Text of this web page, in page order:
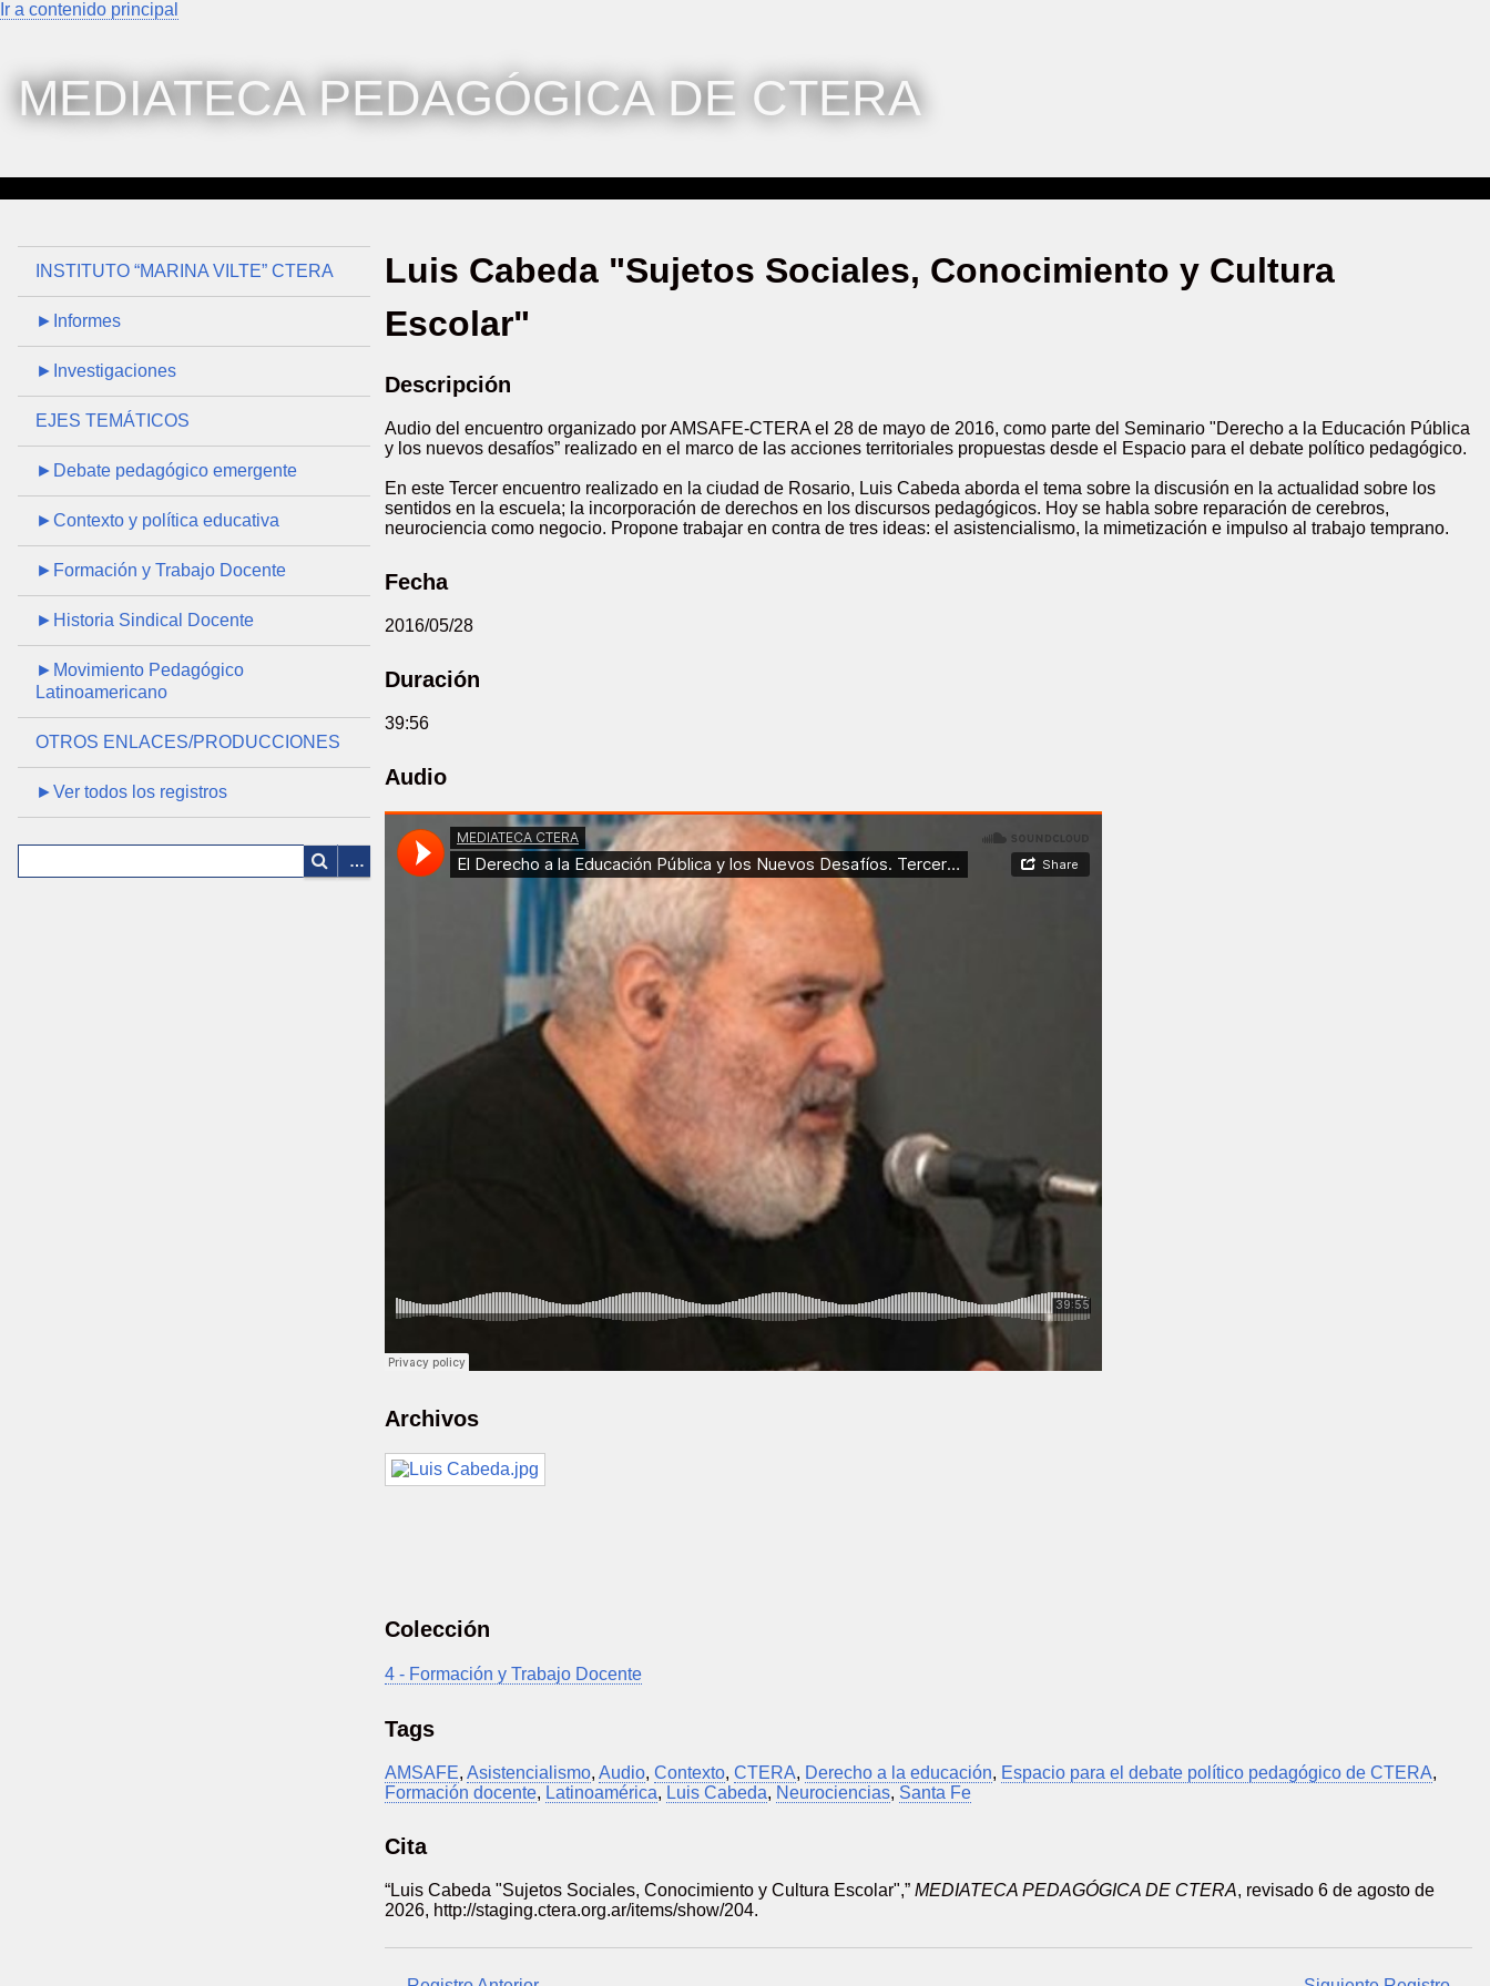
Ir a contenido principal
MEDIATECA PEDAGÓGICA DE CTERA
INSTITUTO “MARINA VILTE” CTERA
►Informes
►Investigaciones
EJES TEMÁTICOS
►Debate pedagógico emergente
►Contexto y política educativa
►Formación y Trabajo Docente
►Historia Sindical Docente
►Movimiento Pedagógico
Latinoamericano
OTROS ENLACES/PRODUCCIONES
►Ver todos los registros
Luis Cabeda "Sujetos Sociales, Conocimiento y Cultura
Escolar"
Descripción
Audio del encuentro organizado por AMSAFE-CTERA el 28 de mayo de 2016, como parte del Seminario "Derecho a la Educación Pública
y los nuevos desafíos” realizado en el marco de las acciones territoriales propuestas desde el Espacio para el debate político pedagógico.
En este Tercer encuentro realizado en la ciudad de Rosario, Luis Cabeda aborda el tema sobre la discusión en la actualidad sobre los
sentidos en la escuela; la incorporación de derechos en los discursos pedagógicos. Hoy se habla sobre reparación de cerebros,
neurociencia como negocio. Propone trabajar en contra de tres ideas: el asistencialismo, la mimetización e impulso al trabajo temprano.
Fecha
2016/05/28
Duración
39:56
Audio
Archivos
Colección
4 - Formación y Trabajo Docente
Tags
AMSAFE,Asistencialismo,Audio,Contexto,CTERA, Derecho a la educación, Espacio para el debate político pedagógico de CTERA,
Formación docente, Latinoamérica, Luis Cabeda, Neurociencias, Santa Fe
Cita
“Luis Cabeda "Sujetos Sociales, Conocimiento y Cultura Escolar",”MEDIATECA PEDAGÓGICA DE CTERA, revisado 6 de agosto de
2026, http://staging.ctera.org.ar/items/show/204.